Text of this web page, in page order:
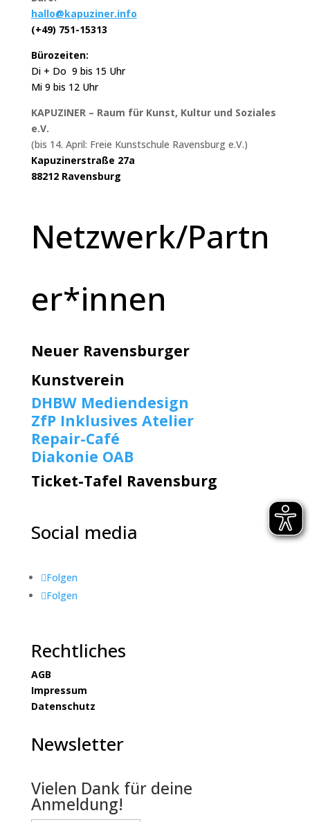
hallo@kapuziner.info
(+49) 751-15313
Bürozeiten:
Di + Do 9 bis 15 Uhr
Mi 9 bis 12 Uhr
KAPUZINER – Raum für Kunst, Kultur und Soziales
e.V.
(bis 14. April: Freie Kunstschule Ravensburg e.V.)
Kapuzinerstraße 27a
88212 Ravensburg
Netzwerk/Partn
er*innen
Neuer Ravensburger
Kunstverein
DHBW Mediendesign
ZfP Inklusives Atelier
Repair-Café
Diakonie OAB
Ticket-Tafel Ravensburg
Social media
Folgen
Folgen
Rechtliches
AGB
Impressum
Datenschutz
Newsletter
Vielen Dank für deine
Anmeldung!